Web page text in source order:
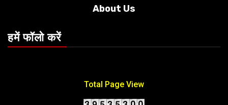
About Us
हमें फॉलो करें
Total Page View